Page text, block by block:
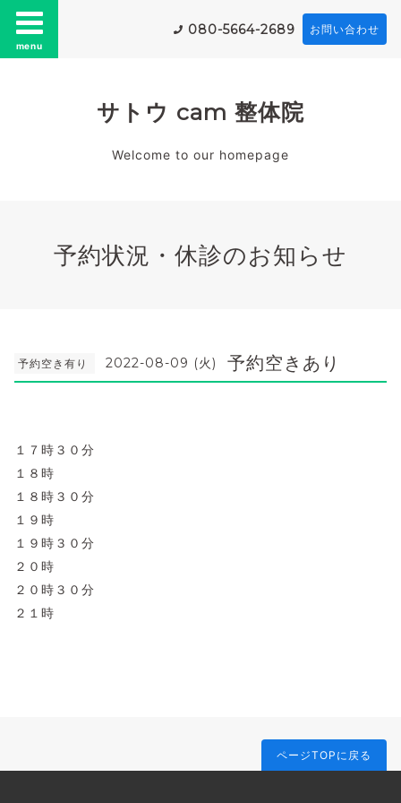
menu
080-5664-2689 お問い合わせ
サトウ cam 整体院
Welcome to our homepage
予約状況・休診のお知らせ
予約空き有り 2022-08-09 (火) 予約空きあり
１７時３０分
１８時
１８時３０分
１９時
１９時３０分
２０時
２０時３０分
２１時
ページTOPに戻る